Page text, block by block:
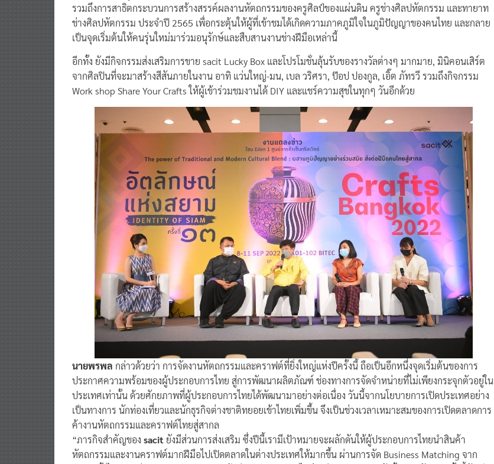
รวมถึงการสาธิตกระบวนการสร้างสรรค์ผลงานหัตถกรรมของครูศิลป์ของแผ่นดิน ครูช่างศิลปหัตกรรม และทายาท
ช่างศิลปหัตกรรม ประจำปี 2565 เพื่อกระตุ้นให้ผู้ที่เข้าชมได้เกิดความภาคภูมิใจในภูมิปัญญาของคนไทย และกลาย
เป็นจุดเริ่มต้นให้คนรุ่นใหม่มาร่วมอนุรักษ์และสืบสานงานช่างฝีมือเหล่านี้
อีกทั้ง ยังมีกิจกรรมส่งเสริมการขาย sacit Lucky Box และโปรโมชั่นลุ้นรับของรางวัลต่างๆ มากมาย, มินิคอนเสิร์ต
จากศิลปินที่จะมาสร้างสีสันภายในงาน อาทิ แว่นใหญ่-มน, เบล วริศรา, ป๊อป ปองกูล, เอิ๊ต ภัทรวี รวมถึงกิจกรรม
Work shop Share Your Crafts ให้ผู้เข้าร่วมชมงานได้ DIY และแชร์ความสุขในทุกๆ วันอีกด้วย
นายพรพล กล่าวด้วยว่า การจัดงานหัตถกรรมและคราฟต์ที่ยิ่งใหญ่แห่งปีครั้งนี้ ถือเป็นอีกหนึ่งจุดเริ่มต้นของการ
ประกาศความพร้อมของผู้ประกอบการไทย สู่การพัฒนาผลิตภัณฑ์ ช่องทางการจัดจำหน่ายที่ไม่เพียงกระจุกตัวอยู่ใน
ประเทศเท่านั้น ด้วยศักยภาพที่ผู้ประกอบการไทยได้พัฒนามาอย่างต่อเนื่อง วันนี้จากนโยบายการเปิดประเทศอย่าง
เป็นทางการ นักท่องเที่ยวและนักธุรกิจต่างชาติทยอยเข้าไทยเพิ่มขึ้น จึงเป็นช่วงเวลาเหมาะสมของการเปิดตลาดการ
ค้างานหัตถกรรมและคราฟต์ไทยสู่สากล
“ภารกิจสำคัญของ sacit ยังมีส่วนการส่งเสริม ซึ่งปีนี้เรามีเป้าหมายจะผลักดันให้ผู้ประกอบการไทยนำสินค้า
หัตถกรรมและงานคราฟต์มากฝีมือไปเปิดตลาดในต่างประเทศให้มากขึ้น ผ่านการจัด Business Matching จาก